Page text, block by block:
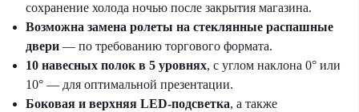
сохранение холода ночью после закрытия магазина.
Возможна замена ролеты на стеклянные распашные
двери — по требованию торгового формата.
10 навесных полок в 5 уровнях, с углом наклона 0° или
10° — для оптимальной презентации.
Боковая и верхняя LED-подсветка, а также